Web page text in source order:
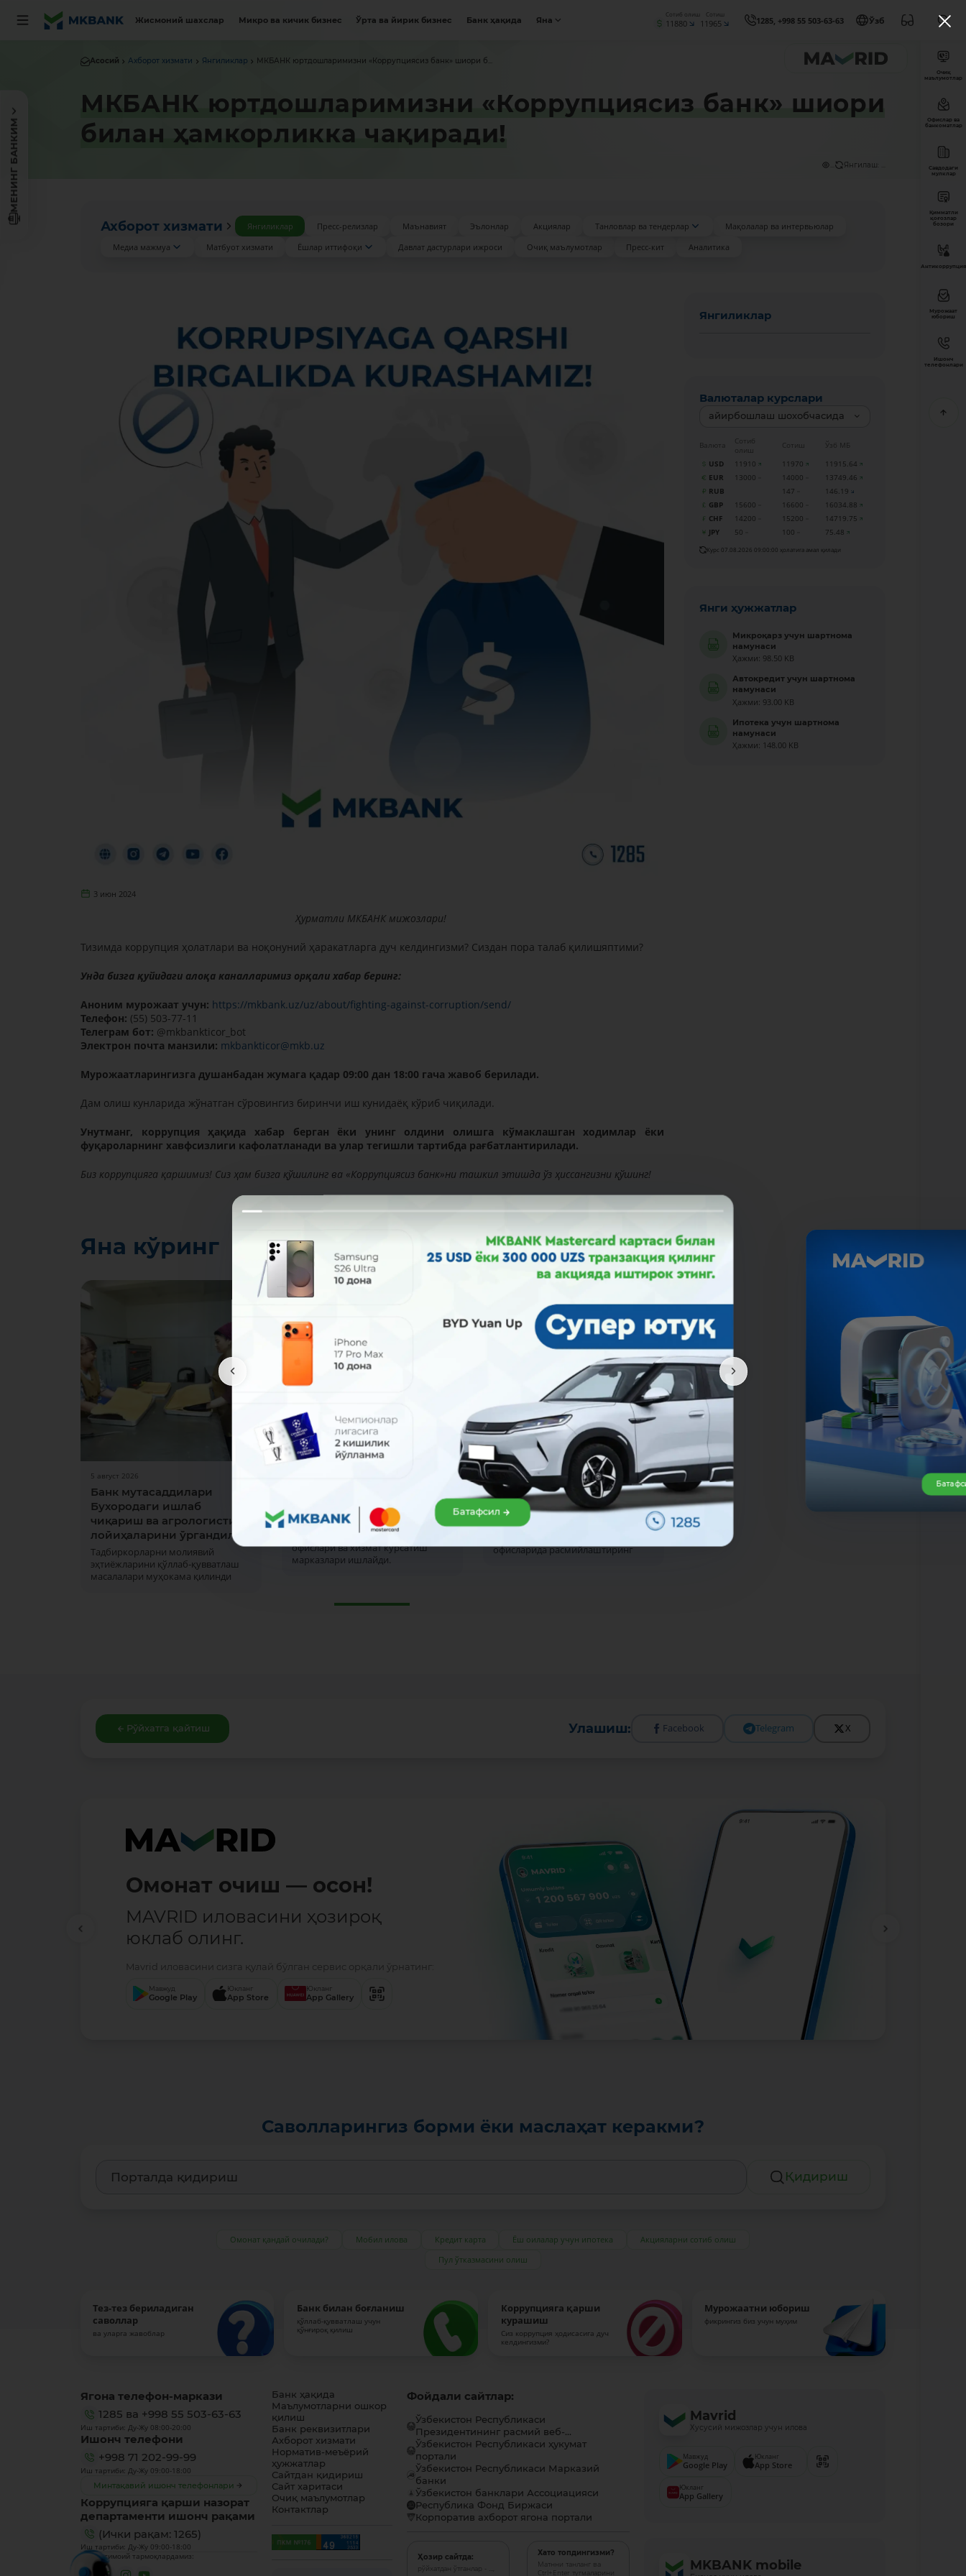
Жисмоний шахслар Микро ва кичик бизнес Ўрта ва йирик бизнес Банк ҳақида Яна
Сотиб олиш
11880
Сотиш
11965 1285, +998 55 503-63-63 Ўзб
МЕНИНГ БАНКИМ
Асосий Ахборот хизмати Янгиликлар МКБАНК юртдошларимизни «Коррупциясиз банк» шиори б...
МКБАНК юртдошларимизни «Коррупциясиз банк» шиори
билан ҳамкорликка чақиради!
Янгилаш: ...
Ахборот хизмати Янгиликлар Пресс-релизлар Маънавият Эълонлар Акциялар Танловлар ва тендерлар
Мақолалар ва интервьюлар
Медиа мажмуа
Матбуот хизмати Ёшлар иттифоқи Давлат дастурлари ижроси Очиқ маълумотлар Пресс-кит Аналитика
3 июн 2024
Ҳурматли МКБАНК мижозлари!
Тизимда коррупция ҳолатлари ва ноқонуний ҳаракатларга дуч келдингизми? Сиздан пора талаб қилишяптими?
Унда бизга қуйидаги алоқа каналларимиз орқали хабар беринг:
Аноним мурожаат учун: https://mkbank.uz/uz/about/fighting-against-corruption/send/
Телефон: (55) 503-77-11
Телеграм бот: @mkbankticor_bot
Электрон почта манзили: mkbankticor@mkb.uz
Мурожаатларингизга душанбадан жумага қадар 09:00 дан 18:00 гача жавоб берилади.
Дам олиш кунларида жўнатган сўровингиз биринчи иш кунидаёқ кўриб чиқилади.
Унутманг, коррупция ҳақида хабар берган ёки унинг олдини олишга кўмаклашган ходимлар ёки
фуқароларнинг хавфсизлиги кафолатланади ва улар тегишли тартибда рағбатлантирилади.
Биз коррупцияга қаршимиз! Сиз ҳам бизга қўшилинг ва «Коррупциясиз банк»ни ташкил этишда ўз ҳиссангизни қўшинг!
Яна кўринг
5 август 2026
Банк мутасаддилари
Бухородаги ишлаб
чиқариш ва агрологистика
лойиҳаларини ўргандилар
Тадбиркорларни молиявий
эҳтиёжларини қўллаб-қувватлаш
масалалари муҳокама қилинди
1 ва 2 август (шанба ва якшанба)
кунлари айрим навбатчи банк
офислари ва хизмат кўрсатиш
марказлари ишлайди.
31 июл 2026
Севимли ресторанингизда
имтиёзлари сизни
кутмоқда!
офисларида расмийлаштиринг
Янгиликлар
Валюталар курслари
айирбошлаш шохобчасида
Валюта
Сотиб
олиш
Сотиш
Ўзб МБ
USD
11910 11970
11915.64
EUR
13000 14000
13749.46
RUB
147
146.19
GBP
15600 16600
16034.88
CHF
14200 15200
14719.75
JPY
50 100 75.48
Курс 07.08.2026 09:00:00 ҳолатига амал қилади
Янги ҳужжатлар
Микроқарз учун шартнома
намунаси
Ҳажми: 98.50 KB
Автокредит учун шартнома
намунаси
Ҳажми: 93.00 KB
Ипотека учун шартнома
намунаси
Ҳажми: 148.00 KB
Рўйхатга қайтиш Улашиш: Facebook Telegram X
Омонат очиш — осон!
MAVRID иловасини ҳозироқ
юклаб олинг.
Mavrid иловасини сизга қулай бўлган сервис орқали ўрнатинг:
Мавжуд
Google Play
Юкланг
App Store
Юкланг
App Gallery
Саволларингиз борми ёки маслаҳат керакми?
Қидириш
Омонат қандай очилади? Мобил илова Кредит карта Ёш оилалар учун ипотека
Акцияларни сотиб олиш
Пул ўтказмасини олиш
Тез-тез бериладиган
саволлар
ва уларга жавоблар
Банк билан боғланиш
қўллаб-қувватлаш учун
қўнғироқ қилиш
Коррупцияга қарши
курашиш
Сиз коррупция ҳодисасига дуч
келдингизми?
Мурожаатни юбориш
фикрингиз биз учун муҳим
Очиқ
маълумотлар
Офислар ва
банкоматлар
Савдодаги
мулклар
Қимматли
қоғозлар
бозори
Антикоррупция
Мурожаат
юбориш
Ишонч
телефонлари
Ягона телефон-маркази
1285 ва +998 55 503-63-63
Иш тартиби: Ду-Жу 08:00-20:00
Ишонч телефони
+998 71 202-99-99
Иш тартиби: Ду-Жу 09:00-18:00
Минтақавий ишонч телефонлари
Коррупцияга қарши назорат
департаменти ишонч рақами
(Ички рақам: 1265)
Иш тартиби: Ду-Жу 09:00-18:00
Биз ижтимоий тармоқлардамиз:
Банк ҳақида
Маълумотларни ошкор
қилиш
Банк реквизитлари
Ахборот хизмати
Норматив-меъёрий
ҳужжатлар
Сайтдан қидириш
Сайт харитаси
Очиқ маълумотлар
Контактлар
Фойдали сайтлар:
Ўзбекистон Республикаси
Президентининг расмий веб-...
Ўзбекистон Республикаси ҳукумат
портали
Ўзбекистон Республикаси Марказий
банки
Ўзбекистон банклари Ассоциацияси
Республика Фонд Биржаси
Корпоратив ахборот ягона портали
Ҳозир сайтда:
рўйхатдан ўтганлар - ...,
Хато топдингизми?
Матнни танланг ва
Ctrl+Enter тугмаларини
Mavrid
Хусусий мижозлар учун илова
Мавжуд
Google Play
Юкланг
App Store
Юкланг
App Gallery
MKBANK mobile
Батафсил